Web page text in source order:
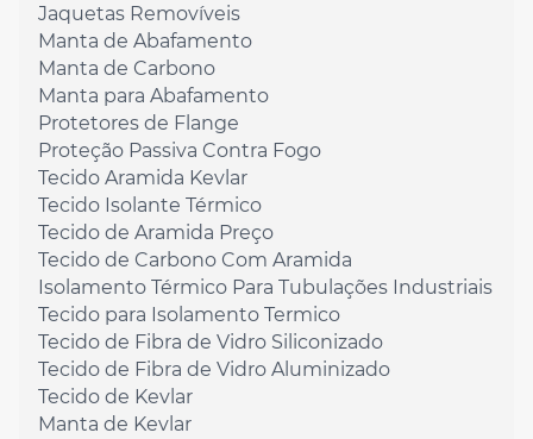
Jaquetas Removíveis
Manta de Abafamento
Manta de Carbono
Manta para Abafamento
Protetores de Flange
Proteção Passiva Contra Fogo
Tecido Aramida Kevlar
Tecido Isolante Térmico
Tecido de Aramida Preço
Tecido de Carbono Com Aramida
Isolamento Térmico Para Tubulações Industriais
Tecido para Isolamento Termico
Tecido de Fibra de Vidro Siliconizado
Tecido de Fibra de Vidro Aluminizado
Tecido de Kevlar
Manta de Kevlar